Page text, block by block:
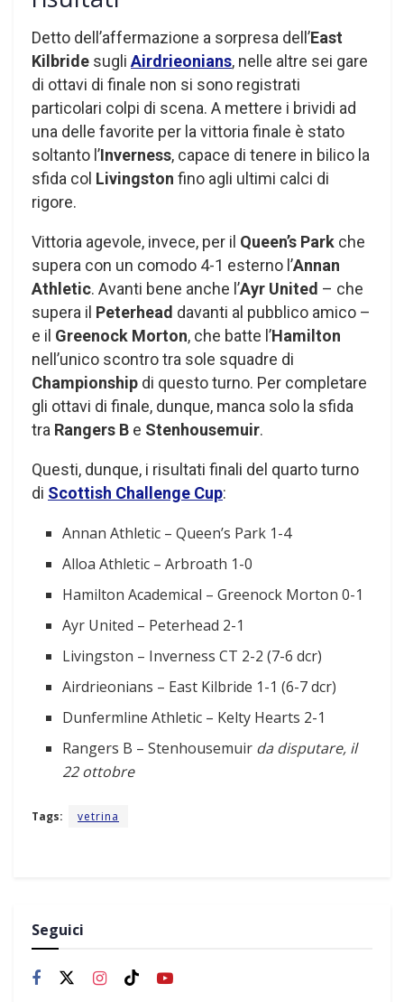
Detto dell’affermazione a sorpresa dell’East
Kilbride sugli Airdrieonians, nelle altre sei gare
di ottavi di finale non si sono registrati
particolari colpi di scena. A mettere i brividi ad
una delle favorite per la vittoria finale è stato
soltanto l’Inverness, capace di tenere in bilico la
sfida col Livingston fino agli ultimi calci di
rigore.
Vittoria agevole, invece, per il Queen’s Park che
supera con un comodo 4-1 esterno l’Annan
Athletic. Avanti bene anche l’Ayr United – che
supera il Peterhead davanti al pubblico amico –
e il Greenock Morton, che batte l’Hamilton
nell’unico scontro tra sole squadre di
Championship di questo turno. Per completare
gli ottavi di finale, dunque, manca solo la sfida
tra Rangers B e Stenhousemuir.
Questi, dunque, i risultati finali del quarto turno
di Scottish Challenge Cup:
Annan Athletic – Queen’s Park 1-4
Alloa Athletic – Arbroath 1-0
Hamilton Academical – Greenock Morton 0-1
Ayr United – Peterhead 2-1
Livingston – Inverness CT 2-2 (7-6 dcr)
Airdrieonians – East Kilbride 1-1 (6-7 dcr)
Dunfermline Athletic – Kelty Hearts 2-1
Rangers B – Stenhousemuir da disputare, il
22 ottobre
Tags: vetrina
Seguici